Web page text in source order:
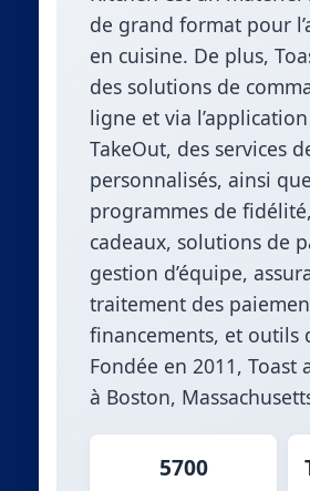
de grand format pour
en cuisine. De plus,
des solutions de
ligne et via
TakeOut, des services
personnalisés, ainsi
programmes de
cadeaux, solutions de
gestion d’équipe,
traitement des
financements, et outils
Fondée en 2011, Toast
à Boston,
5700